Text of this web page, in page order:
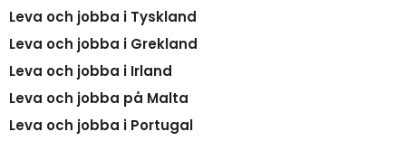
Leva och jobba i Tyskland
Leva och jobba i Grekland
Leva och jobba i Irland
Leva och jobba på Malta
Leva och jobba i Portugal